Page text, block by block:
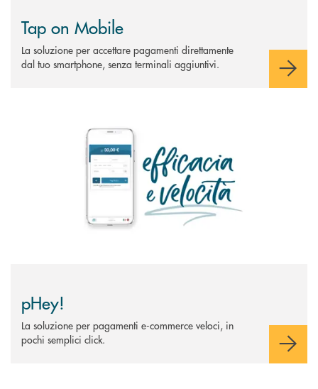
Tap on Mobile
La soluzione per accettare pagamenti direttamente
dal tuo smartphone, senza terminali aggiuntivi.
pHey!
La soluzione per pagamenti e-commerce veloci, in
pochi semplici click.